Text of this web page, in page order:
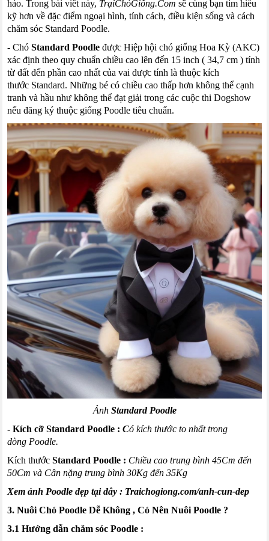
hảo. Trong bài viết này, TrạiChóGiống.Com sẽ cùng bạn tìm hiểu
kỹ hơn về đặc điểm ngoại hình, tính cách, điều kiện sống và cách
chăm sóc Standard Poodle.
- ChóStandard Poodle được Hiệp hội chó giống Hoa Kỳ (AKC)
xác định theo quy chuẩn chiều cao lênđến 15inch (34,7cm )tính
từ đất đến phần cao nhất của vai được tính là thuộc kích
thước Standard. Những bé có chiều cao thấp hơn không thể cạnh
tranh và hầu như không thể đạt giải trong các cuộc thiDogshow
nếu đăng ký thuộc giốngPoodle tiêu chuẩn.
Ảnh Standard Poodle
- Kíchcỡ Standard Poodle :Có kích thước to nhất trong
dòngPoodle.
Kích thướcStandard Poodle : Chiều cao trung bình 45Cm đến
50Cm và Cân nặng trung bình 30Kg đến 35Kg
Xem ảnh Poodle đẹp tại đây : Traichogiong.com/anh-cun-dep
3. Nuôi ChóPoodle Dễ Không ,Có Nên NuôiPoodle ?
3.1 Hướng dẫn chăm sócPoodle :